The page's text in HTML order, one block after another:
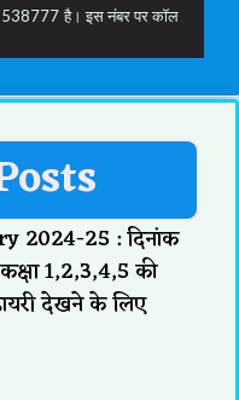
है। इस नंबर पर कॉल
2024-25 : दिनांक
1,2,3,4,5 की
देखने के लिए